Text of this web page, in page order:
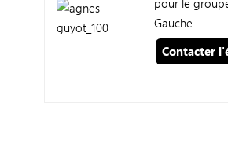
Gauche
Contacter